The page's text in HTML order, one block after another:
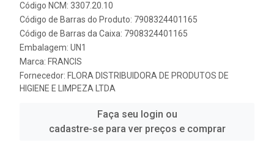
Código NCM: 3307.20.10
Código de Barras do Produto: 7908324401165
Código de Barras da Caixa: 7908324401165
Embalagem: UN1
Marca: FRANCIS
Fornecedor: FLORA DISTRIBUIDORA DE PRODUTOS DE
HIGIENE E LIMPEZA LTDA
Faça seu login ou
cadastre-se para ver preços e comprar